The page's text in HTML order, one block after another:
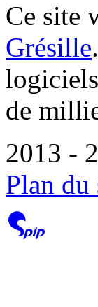
Ce site
Grésille
de
2013 -
Plan du